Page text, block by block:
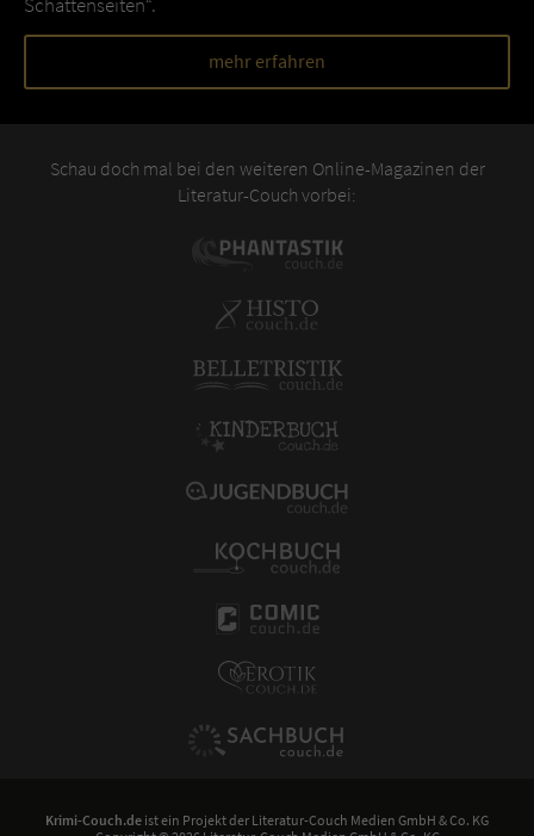
mehr erfahren
Schau doch mal bei den weiteren Online-Magazinen der
Literatur-Couch vorbei:
Krimi-Couch.de ist ein Projekt der Literatur-Couch Medien GmbH & Co. KG